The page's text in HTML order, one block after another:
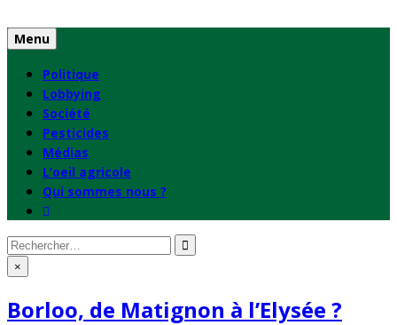
to
content
Menu
Politique
Lobbying
Société
Pesticides
Médias
L’oeil agricole
Qui sommes nous ?
Rechercher
: ×
Borloo, de Matignon à l’Elysée ?